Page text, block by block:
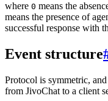
where 0 means the
means the presence of
successful response with
Event structure
Protocol is symmetric,
from JivoChat to a client